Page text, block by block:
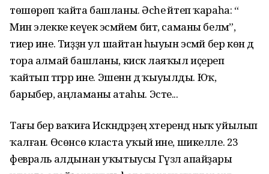
төшөрөп ҡайта башланы. Әсәһе әйтеп ҡараһа: “
Мин элекке кеүек эсмәйем бит, саманы беләм”,
тиер ине. Тиҙҙән ул шайтан һыуын эсмәй бер көн дә
тора алмай башланы, кискә лаяҡыл иҫереп
ҡайтып тәгәрәр ине. Эшенән дә ҡыуылды. Юҡ,
барыбер, аңламаны атаһы. Эсте...
Тағы бер ваҡиға Искәндәрҙең хәтерендә ныҡ уйылып
ҡалған. Өсөнсө класта уҡый ине, шикелле. 23
февраль алдынан уҡытыусы Гүзәл апайҙары